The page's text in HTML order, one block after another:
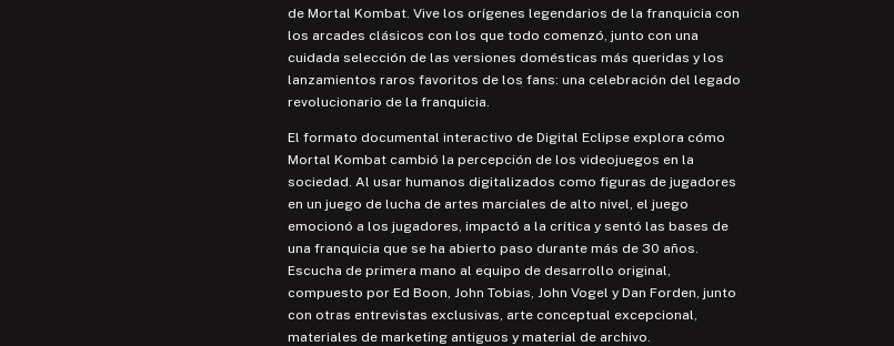
de Mortal Kombat. Vive los orígenes legendarios de la franquicia con
los arcades clásicos con los que todo comenzó, junto con una
cuidada selección de las versiones domésticas más queridas y los
lanzamientos raros favoritos de los fans: una celebración del legado
revolucionario de la franquicia.
El formato documental interactivo de Digital Eclipse explora cómo
Mortal Kombat cambió la percepción de los videojuegos en la
sociedad. Al usar humanos digitalizados como figuras de jugadores
en un juego de lucha de artes marciales de alto nivel, el juego
emocionó a los jugadores, impactó a la crítica y sentó las bases de
una franquicia que se ha abierto paso durante más de 30 años.
Escucha de primera mano al equipo de desarrollo original,
compuesto por Ed Boon, John Tobias, John Vogel y Dan Forden, junto
con otras entrevistas exclusivas, arte conceptual excepcional,
materiales de marketing antiguos y material de archivo.